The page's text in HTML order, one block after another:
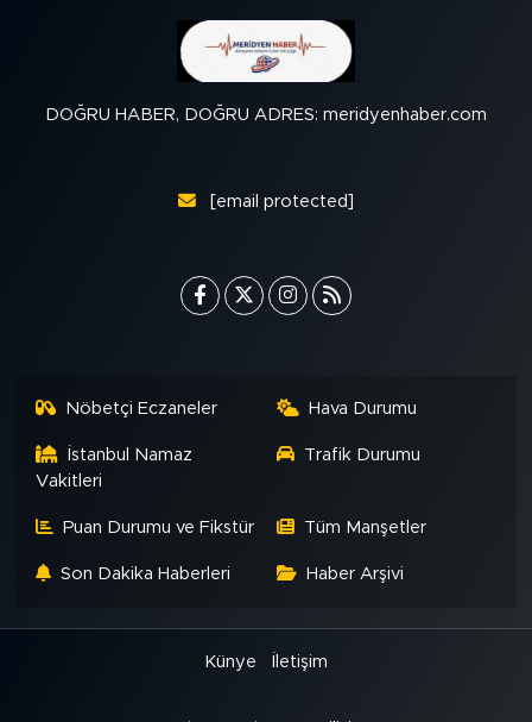
DOĞRU HABER, DOĞRU ADRES: meridyenhaber.com
[email protected]
Nöbetçi Eczaneler Hava Durumu
İstanbul Namaz
Vakitleri
Trafik Durumu
Puan Durumu ve Fikstür Tüm Manşetler
Son Dakika Haberleri Haber Arşivi
Künye İletişim